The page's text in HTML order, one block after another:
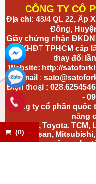
CÔNG TY CỔ
Địa chỉ: 48/4 QL 22, Ấp
Đông,
Giấy chứng nhận ĐKDN
Sở KHĐT TPHCM cấp
thay đổi
Website: http://
Email :
Điện thoại :
-
Công ty cổ phần quốc
nâng
Hyundai, Toyota,
Doosan,
cho thuê xe nâng, phụ
(0)